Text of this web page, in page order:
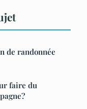
de randonnée
faire du